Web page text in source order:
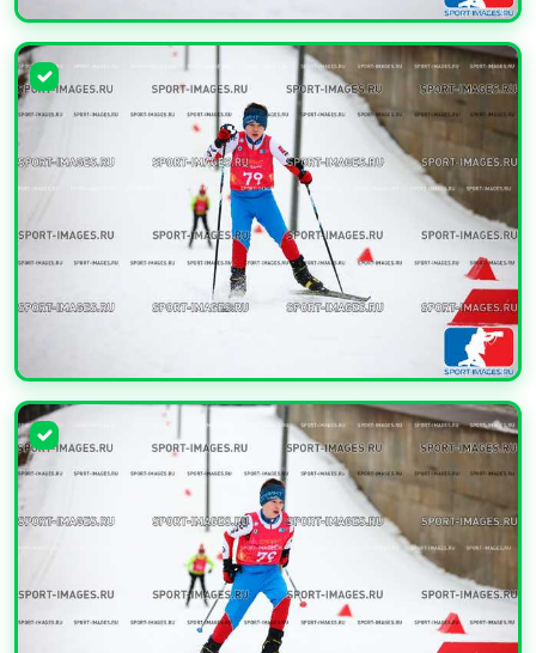
УВЕЛИЧИТЬ
УВЕЛИЧИТЬ